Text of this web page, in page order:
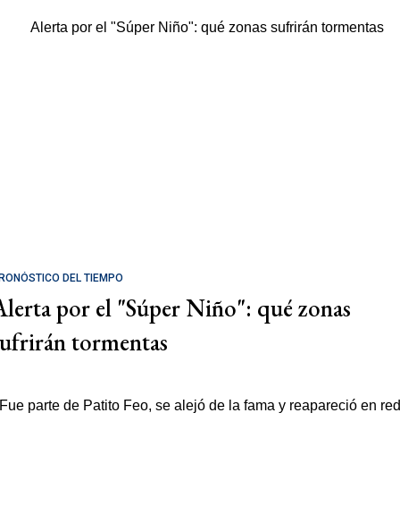
DEL TIEMPO
por el "Súper Niño": qué zonas
tormentas